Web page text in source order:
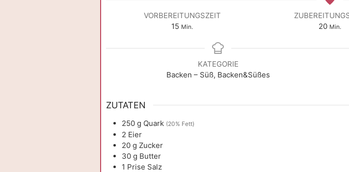
VORBEREITUNGSZEIT
15 Minuten
Min.
20 Min.
KATEGORIE
Backen – Süß, Backen&Süßes
ZUTATEN
250 g Quark (20% Fett)
2 Eier
20 g Zucker
30 g Butter
1 Prise Salz